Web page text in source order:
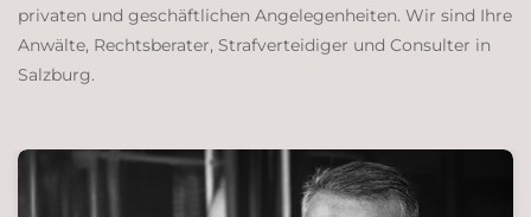
privaten und geschäftlichen Angelegenheiten. Wir sind Ihre
Anwälte, Rechtsberater, Strafverteidiger und Consulter in
Salzburg.